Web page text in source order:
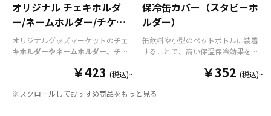
オリジナル チェキホルダ
ー/ネームホルダー/チケッ
トホルダー
オリジナルグッズマーケットのチェ
キホルダーやネームホルダー、チケ
ダーパーツを組み合わせた今まであ
です。透明度が高く美しいアクリル
￥423 (税込)~
保冷缶カバー（スタビーホ
ルダー）
缶飲料や小型のペットボトルに装着
することで、高い保温保冷効果を発
ダー）をOEM製作できます。使わな
携帯性に優れています。オールシー
￥352 (税込)~
※スクロールしておすすめ商品をもっと見る